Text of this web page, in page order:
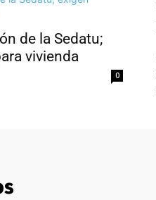
de la Sedatu;
vivienda
0